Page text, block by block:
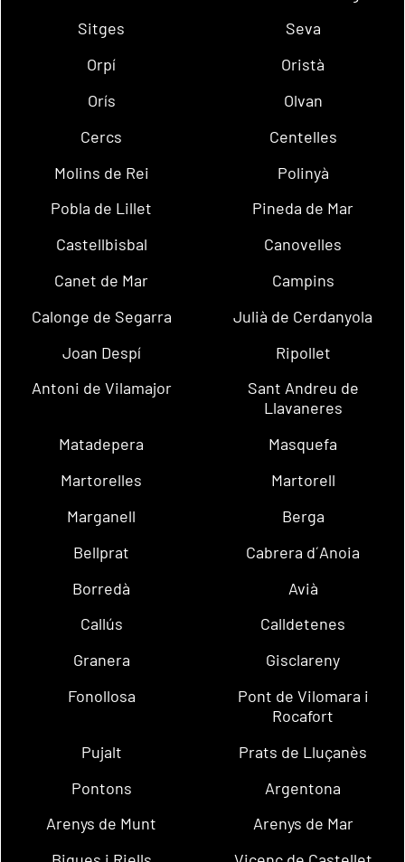
Sitges
Seva
Orpí
Oristà
Orís
Olvan
Cercs
Centelles
Molins de Rei
Polinyà
Pobla de Lillet
Pineda de Mar
Castellbisbal
Canovelles
Canet de Mar
Campins
Calonge de Segarra
Julià de Cerdanyola
Joan Despí
Ripollet
Antoni de Vilamajor
Sant Andreu de
Llavaneres
Matadepera
Masquefa
Martorelles
Martorell
Marganell
Berga
Bellprat
Cabrera d´Anoia
Borredà
Avià
Callús
Calldetenes
Granera
Gisclareny
Fonollosa
Pont de Vilomara i
Rocafort
Pujalt
Prats de Lluçanès
Pontons
Argentona
Arenys de Munt
Arenys de Mar